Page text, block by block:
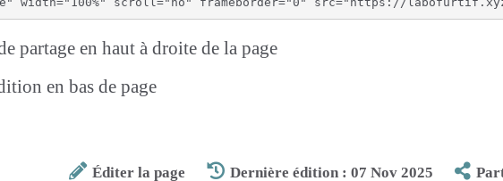
partage en haut à droite de la page
en bas de page
Éditer la page Dernière édition : 07 Nov 2025